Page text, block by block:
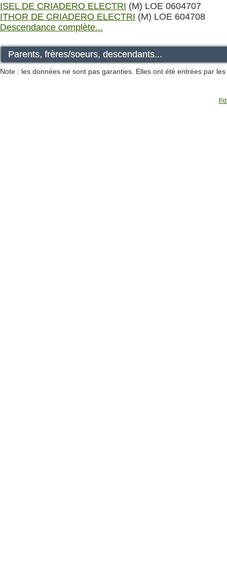
ISEL DE CRIADERO ELECTRI (M) LOE 0604707
ITHOR DE CRIADERO ELECTRI (M) LOE 604708
Descendance complète...
Parents, frères/soeurs, descendants...
Note : les données ne sont pas garanties. Elles ont été entrées par